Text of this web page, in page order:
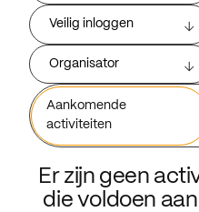
Veilig inloggen
Organisator
Aankomende
activiteiten
Er zijn geen
die voldoen